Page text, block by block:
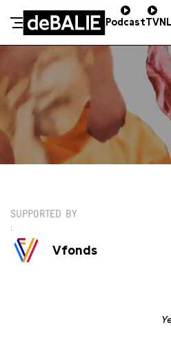
Meteen naar de content
De Balie
PodcastTVNL
SUPPORTED BY
Vfonds